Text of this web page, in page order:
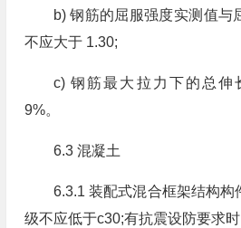
b) 钢筋的屈服强度实测值与
不应大于 1.30;
c) 钢筋最大拉力下的总伸
9%。
6.3 混凝土
6.3.1 装配式混合框架结构
级不应低于c30;有抗震设防要求